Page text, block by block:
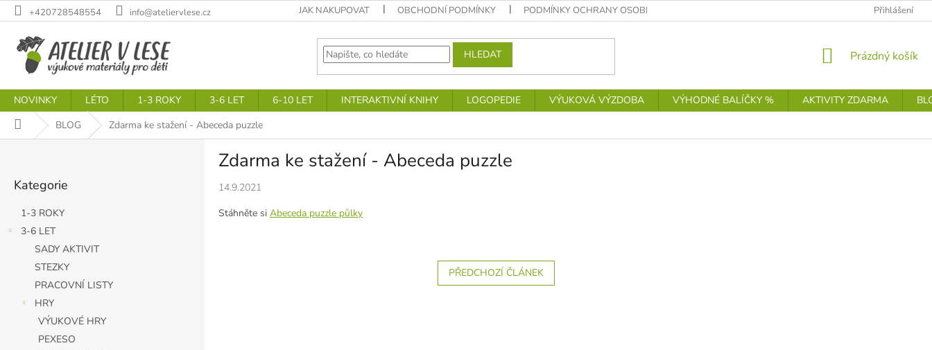
Přejít
na
+420728548554 info@ateliervlese.cz JAK NAKUPOVAT OBCHODNÍ PODMÍNKY PODMÍNKY OCHRANY OSOBNÍCH ÚDAJŮ Přihlášení
HLEDAT
NÁKUPNÍ
Prázdný košík
NOVINKY LÉTO 1-3 ROKY 3-6 LET 6-10 LET INTERAKTIVNÍ KNIHY LOGOPEDIE VÝUKOVÁ VÝZDOBA VÝHODNÉ BALÍČKY % AKTIVITY ZDARMA
Domů BLOG Zdarma ke stažení - Abeceda puzzle
kategorie
Kategorie
1-3 ROKY
3-6 LET
SADY AKTIVIT
STEZKY
PRACOVNÍ LISTY
HRY
VÝUKOVÉ HRY
PEXESO
Zdarma ke stažení - Abeceda puzzle
14.9.2021
Stáhněte si Abeceda puzzle půlky
PŘEDCHOZÍ ČLÁNEK